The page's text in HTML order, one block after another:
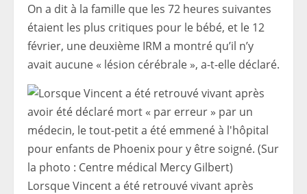
On a dit à la famille que les 72 heures suivantes
étaient les plus critiques pour le bébé, et le 12
février, une deuxième IRM a montré qu’il n’y
avait aucune « lésion cérébrale », a-t-elle déclaré.
Lorsque Vincent a été retrouvé vivant après